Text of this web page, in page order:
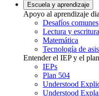
Escuela y aprendizaje
Apoyo al aprendizaje
Desafíos comunes
Lectura y escritura
Matemática
Tecnología de
Entender el IEP y el
IEPs
Plan 504
Understood
Understood